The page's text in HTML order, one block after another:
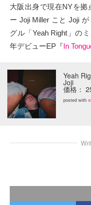
SOCIAL
Facebook
instagram
to indienative
大阪出身で現在NYを拠
ー Joji Miller こと Joji
グル「Yeah Right」の
年デビューEP『In
Yeah
Joji
価格：
posted with